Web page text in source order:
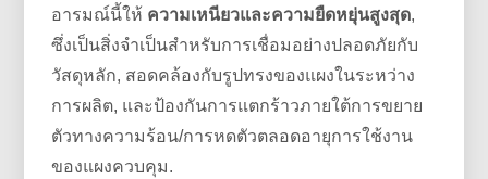
อารมณ์นี้ให้ ความเหนียวและความยืดหยุ่นสูงสุด,
ซึ่งเป็นสิ่งจำเป็นสำหรับการเชื่อมอย่างปลอดภัยกับ
วัสดุหลัก, สอดคล้องกับรูปทรงของแผงในระหว่าง
การผลิต, และป้องกันการแตกร้าวภายใต้การขยาย
ตัวทางความร้อน/การหดตัวตลอดอายุการใช้งาน
ของแผงควบคุม.